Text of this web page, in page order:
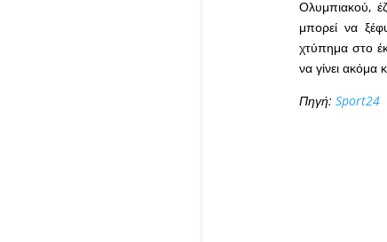
Ολυμπιακού,
μπορεί να
χτύπημα στο
να γίνει ακόμα
Πηγή: Sport24